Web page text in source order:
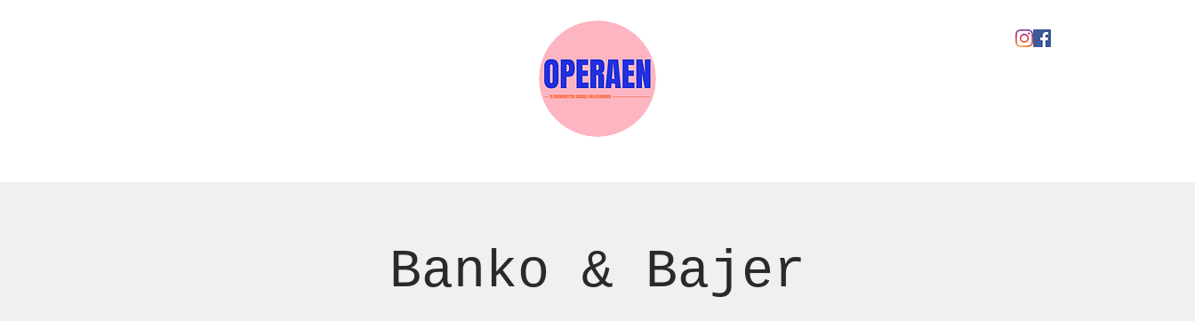
Banko & Bajer